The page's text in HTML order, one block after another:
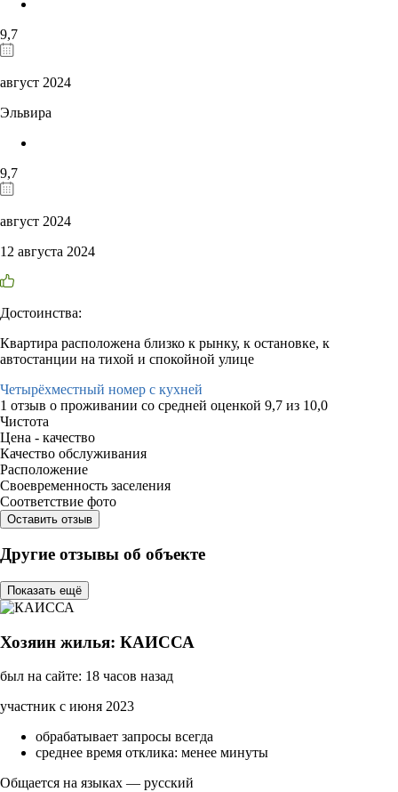
9,7
август 2024
Эльвира
9,7
август 2024
12 августа 2024
Достоинства:
Квартира расположена близко к рынку, к остановке, к
автостанции на тихой и спокойной улице
Четырёхместный номер с кухней
1 отзыв о проживании со средней оценкой 9,7 из 10,0
Чистота
Цена - качество
Качество обслуживания
Расположение
Своевременность заселения
Соответствие фото
Оставить отзыв
Другие отзывы об объекте
Показать ещё
Хозяин жилья: КАИССА
был на сайте: 18 часов назад
участник с июня 2023
обрабатывает запросы всегда
среднее время отклика: менее минуты
Общается на языках — русский